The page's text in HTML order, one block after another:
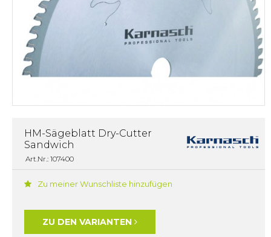
HM-Sägeblatt Dry-Cutter
Sandwich
Art.Nr.: 107400
Zu meiner Wunschliste hinzufügen
ZU DEN VARIANTEN